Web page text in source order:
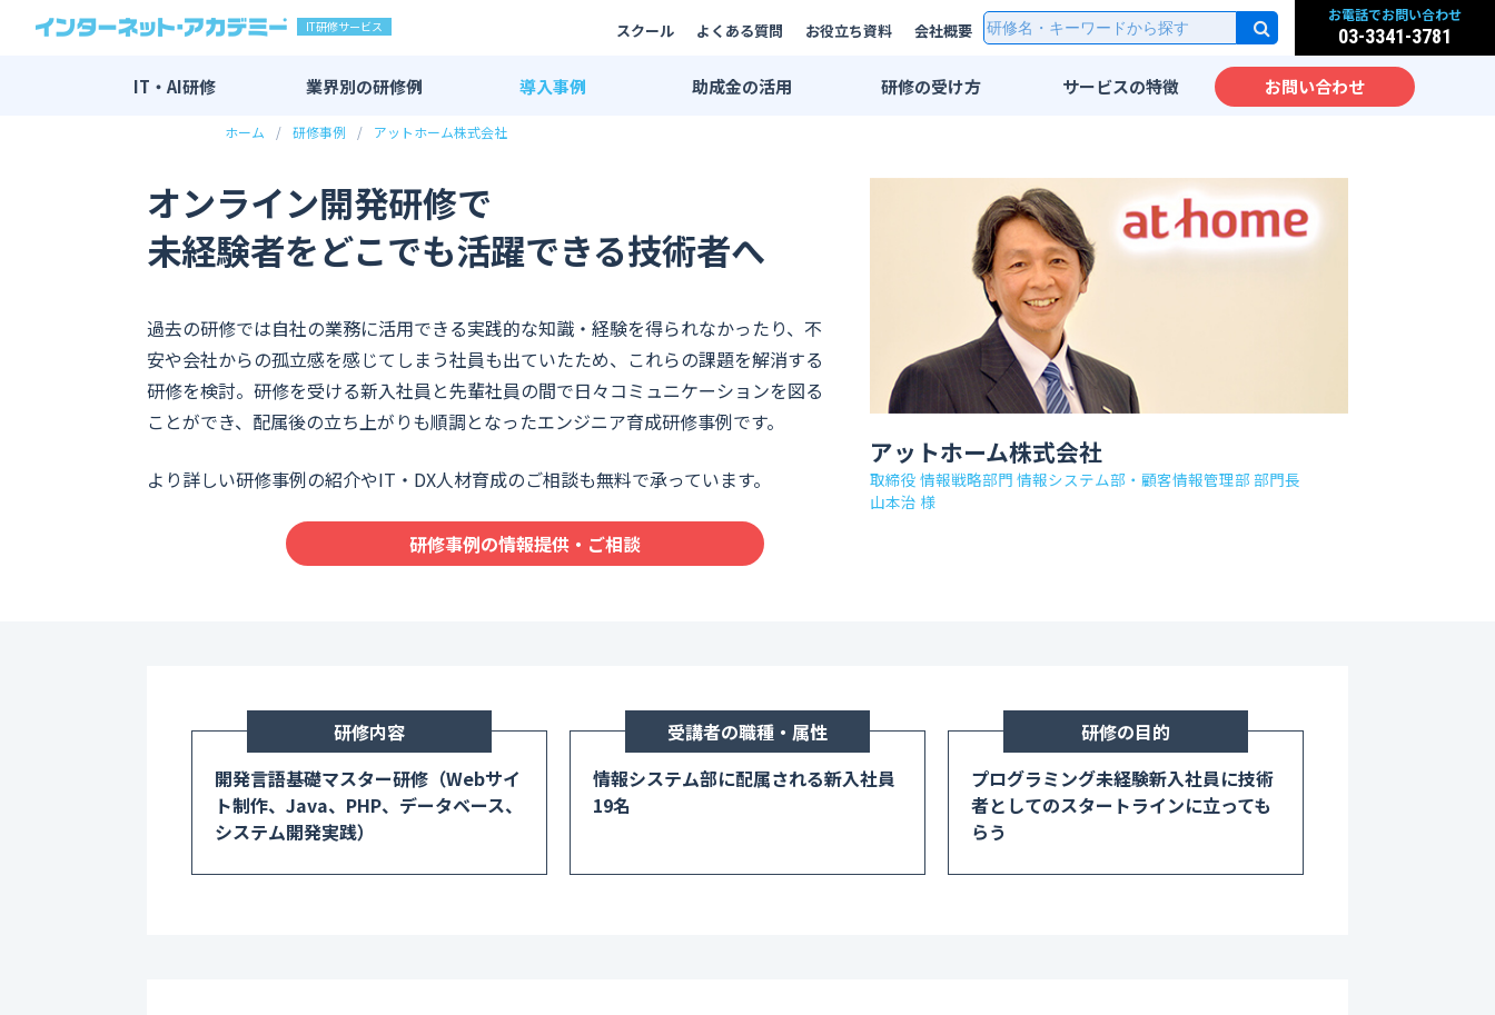
IT研修サービス スクール よくある質問 お役立ち資料 会社概要
お電話でお問い合わせ
03-3341-3781
IT・AI研修
IT・AI研修 全一覧
DX研修
エンジニア研修
マーケティング研修
その他
業界別の研修例 導入事例
業界別活用例
広告・メディア業界
金融・保険業界
メーカー系
出版業界
コンサルティング業界
助成金の活用 研修の受け方
集合研修・講師派遣
法人用スクールサービス
eラーニング
プライベートレッスン
推奨PC環境
学習管理システム
サービスの特徴
先端IT技術をカリキュラム
IT教育のノウハウ
実践力が身につく研修設計
海外人材のための英語IT研
お問い合わせ
ホーム 研修事例 アットホーム株式会社
オンライン開発研修で
未経験者をどこでも活躍できる技術者へ
過去の研修では自社の業務に活用できる実践的な知識・経験を得られなかったり、不
安や会社からの孤立感を感じてしまう社員も出ていたため、これらの課題を解消する
研修を検討。研修を受ける新入社員と先輩社員の間で日々コミュニケーションを図る
ことができ、配属後の立ち上がりも順調となったエンジニア育成研修事例です。
より詳しい研修事例の紹介やIT・DX人材育成のご相談も無料で承っています。
研修事例の情報提供・ご相談
アットホーム株式会社
取締役 情報戦略部門 情報システム部・顧客情報管理部 部門長
山本治 様
研修内容
開発言語基礎マスター研修（Webサイ
ト制作、Java、PHP、データベース、
システム開発実践）
受講者の職種・属性
情報システム部に配属される新入社員
19名
研修の目的
プログラミング未経験新入社員に技術
者としてのスタートラインに立っても
らう